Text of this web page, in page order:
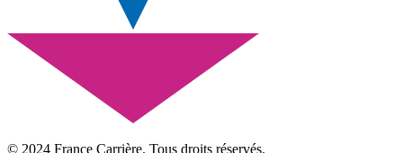
© 2024 France Carrière. Tous droits réservés.